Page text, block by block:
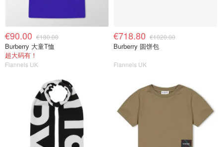
€90.00 €180.00
Burberry 大童T恤
超大码有！
Flannels UK
€718.80 €1020.00
Burberry 圆饼包
Flannels UK